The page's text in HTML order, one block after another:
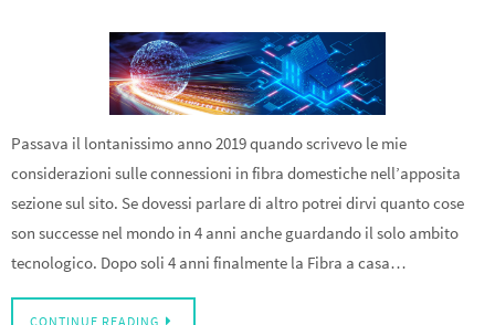
Passava il lontanissimo anno 2019 quando scrivevo le mie
considerazioni sulle connessioni in fibra domestiche nell’apposita
sezione sul sito. Se dovessi parlare di altro potrei dirvi quanto cose
son successe nel mondo in 4 anni anche guardando il solo ambito
tecnologico. Dopo soli 4 anni finalmente la Fibra a casa…
CONTINUE READING